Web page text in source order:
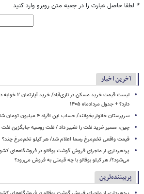
* لطفا حاصل عبارت را در جعبه متن روبرو وارد کنید
آخرین اخبار
لیست قیمت خرید
دارد؟ + جدول مردادماه ۱۴۰۵
سرپرستان خانوار بخوانند/ حساب این افراد ۴ میلیون تومان شارژ شد
چین، مسیر خرید نفت را تغییر داد / نفت روسیه جایگزین
قیمت واقعی تخم‌مرغ رسما اعلام شد/ هر کیلو تخم‌مرغ چند؟
پرده‌برداری از ماجرای فروش گوشت بوفالو در فروشگاه‌های
می‌شود؟/ هر کیلو بوفالو با چه قیمتی به فروش می‌رود؟
پربیننده‌ترین